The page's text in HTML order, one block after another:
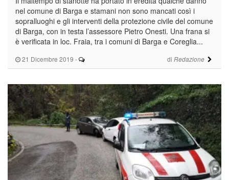
21 Dicembre 2019 - di Redazione
nel comune di Barga e stamani non sono mancati così i
sopralluoghi e gli interventi della protezione civile del comune
di Barga, con in testa l’assessore Pietro Onesti. Una frana si
è verificata in loc. Fraia, tra i comuni di Barga e Coreglia...